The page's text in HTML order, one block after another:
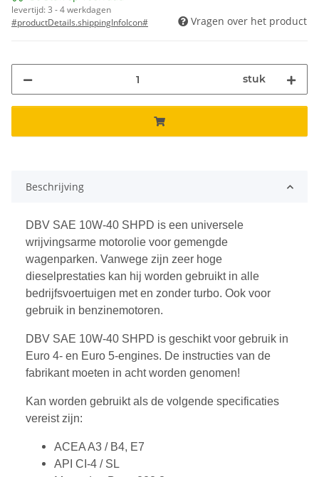
levertijd:3 - 4 werkdagen
#productDetails.shippingInfoIcon#
Vragen over het product
stuk
Beschrijving
DBV SAE 10W-40 SHPD is een universele
wrijvingsarme motorolie voor gemengde
wagenparken. Vanwege zijn zeer hoge
dieselprestaties kan hij worden gebruikt in alle
bedrijfsvoertuigen met en zonder turbo. Ook voor
gebruik in benzinemotoren.
DBV SAE 10W-40 SHPD is geschikt voor gebruik in
Euro 4- en Euro 5-engines. De instructies van de
fabrikant moeten in acht worden genomen!
Kan worden gebruikt als de volgende specificaties
vereist zijn:
ACEA A3 / B4, E7
API CI-4 / SL